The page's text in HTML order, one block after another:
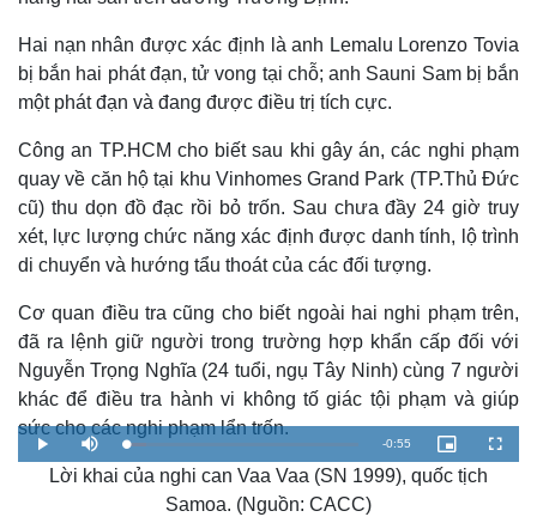
T
i
m
e
c
t
r
Hai nạn nhân được xác định là anh Lemalu Lorenzo Tovia
bị bắn hai phát đạn, tử vong tại chỗ; anh Sauni Sam bị bắn
một phát đạn và đang được điều trị tích cực.
Công an TP.HCM cho biết sau khi gây án, các nghi phạm
quay về căn hộ tại khu Vinhomes Grand Park (TP.Thủ Đức
cũ) thu dọn đồ đạc rồi bỏ trốn. Sau chưa đầy 24 giờ truy
xét, lực lượng chức năng xác định được danh tính, lộ trình
di chuyển và hướng tẩu thoát của các đối tượng.
Cơ quan điều tra cũng cho biết ngoài hai nghi phạm trên,
đã ra lệnh giữ người trong trường hợp khẩn cấp đối với
Nguyễn Trọng Nghĩa (24 tuổi, ngụ Tây Ninh) cùng 7 người
khác để điều tra hành vi không tố giác tội phạm và giúp
sức cho các nghi phạm lẩn trốn.
P
l
M
u
t
e
L
o
a
d
R
e
-0:55
P
i
c
t
F
u
Lời khai của nghi can Vaa Vaa (SN 1999), quốc tịch
Samoa. (Nguồn: CACC)